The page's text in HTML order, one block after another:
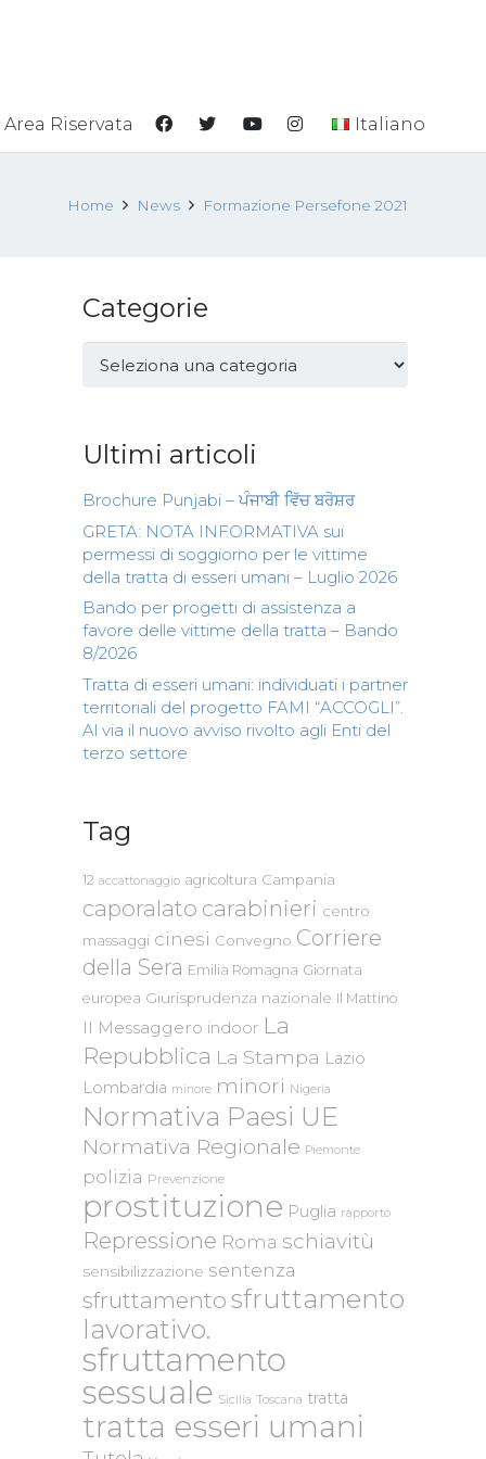
Area Riservata Italiano
Home News Formazione Persefone 2021
Categorie
Categorie
Ultimi articoli
Brochure Punjabi – ਪੰਜਾਬੀ ਵਿੱਚ ਬਰੋਸ਼ਰ
GRETA: NOTA INFORMATIVA sui
permessi di soggiorno per le vittime
della tratta di esseri umani – Luglio 2026
Bando per progetti di assistenza a
favore delle vittime della tratta – Bando
8/2026
Tratta di esseri umani: individuati i partner
territoriali del progetto FAMI “ACCOGLI”.
Al via il nuovo avviso rivolto agli Enti del
terzo settore
Tag
12 accattonaggio agricoltura Campania
caporalato carabinieri centro
massaggi cinesi Convegno Corriere
della Sera Emilia Romagna Giornata
europea Giurisprudenza nazionale Il Mattino
Il Messaggero indoor La
Repubblica La Stampa Lazio
Lombardia minore minori Nigeria
Normativa Paesi UE
Normativa Regionale Piemonte
polizia Prevenzione
prostituzione Puglia rapporto
Repressione Roma schiavitù
sensibilizzazione sentenza
sfruttamento sfruttamento
lavorativo.
sfruttamento
sessuale Sicilia Toscana tratta
tratta esseri umani